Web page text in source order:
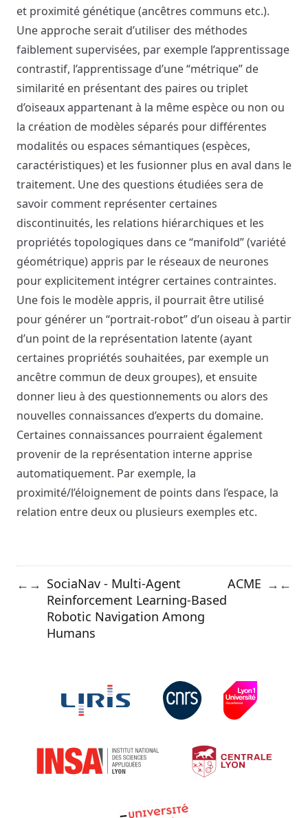
et proximité génétique (ancêtres communs etc.).
Une approche serait d’utiliser des méthodes
faiblement supervisées, par exemple l’apprentissage
contrastif, l’apprentissage d’une “métrique” de
similarité en présentant des paires ou triplet
d’oiseaux appartenant à la même espèce ou non ou
la création de modèles séparés pour différentes
modalités ou espaces sémantiques (espèces,
caractéristiques) et les fusionner plus en aval dans le
traitement. Une des questions étudiées sera de
savoir comment représenter certaines
discontinuités, les relations hiérarchiques et les
propriétés topologiques dans ce “manifold” (variété
géométrique) appris par le réseaux de neurones
pour explicitement intégrer certaines contraintes.
Une fois le modèle appris, il pourrait être utilisé
pour générer un “portrait-robot” d’un oiseau à partir
d’un point de la représentation latente (ayant
certaines propriétés souhaitées, par exemple un
ancêtre commun de deux groupes), et ensuite
donner lieu à des questionnements ou alors des
nouvelles connaissances d’experts du domaine.
Certaines connaissances pourraient également
provenir de la représentation interne apprise
automatiquement. Par exemple, la
proximité/l’éloignement de points dans l’espace, la
relation entre deux ou plusieurs exemples etc.
← → SociaNav - Multi-Agent
Reinforcement Learning-Based
Robotic Navigation Among
Humans
ACME → ←